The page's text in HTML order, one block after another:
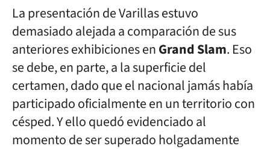
La presentación de Varillas estuvo
demasiado alejada a comparación de sus
anteriores exhibiciones enGrand Slam. Eso
se debe, en parte, a la superficie del
certamen, dado que el nacional jamás había
participado oficialmente en un territorio con
césped. Y ello quedó evidenciado al
momento de ser superado holgadamente